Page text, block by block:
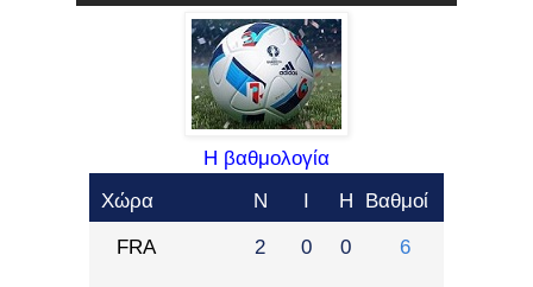
Η βαθμολογία
Χώρα
Ν Ι Η Βαθμοί
FRA
2 0 0 6